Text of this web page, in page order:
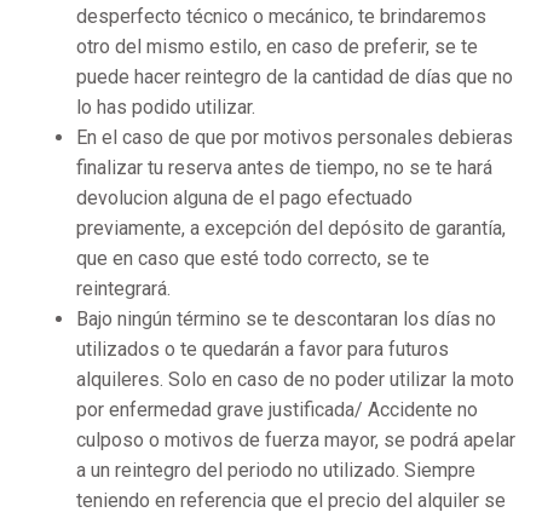
desperfecto técnico o mecánico, te brindaremos
otro del mismo estilo, en caso de preferir, se te
puede hacer reintegro de la cantidad de días que no
lo has podido utilizar.
En el caso de que por motivos personales debieras
finalizar tu reserva antes de tiempo, no se te hará
devolucion alguna de el pago efectuado
previamente, a excepción del depósito de garantía,
que en caso que esté todo correcto, se te
reintegrará.
Bajo ningún término se te descontaran los días no
utilizados o te quedarán a favor para futuros
alquileres. Solo en caso de no poder utilizar la moto
por enfermedad grave justificada/ Accidente no
culposo o motivos de fuerza mayor, se podrá apelar
a un reintegro del periodo no utilizado. Siempre
teniendo en referencia que el precio del alquiler se